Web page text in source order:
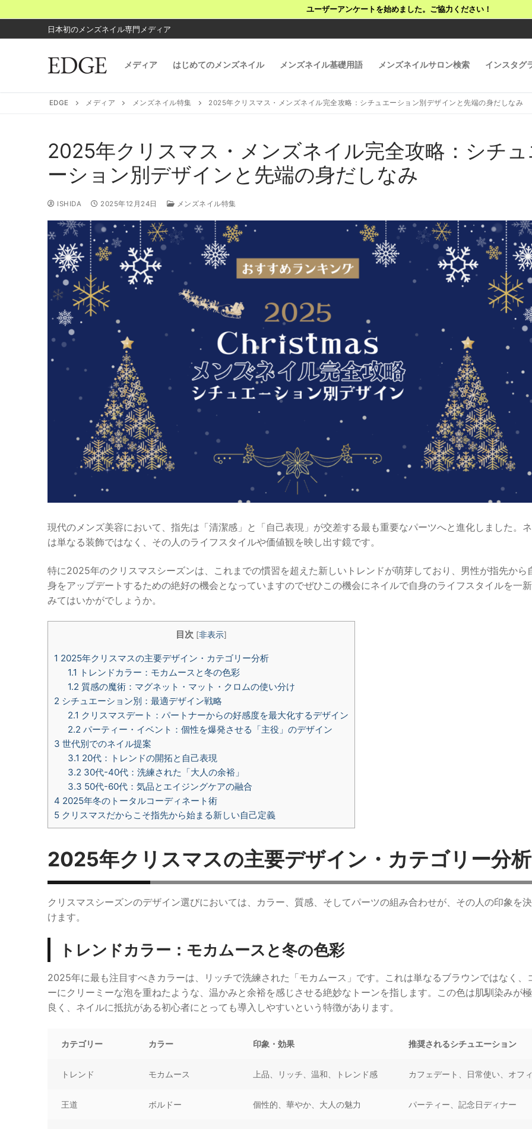
ン
テ
ユーザーアンケートを始めました。ご協力ください！
日本初のメンズネイル専門メディア
メディア はじめてのメンズネイル メンズネイル基礎用語 メンズネイルサロン検索 インスタグ
EDGE メディア メンズネイル特集 2025年クリスマス・メンズネイル完全攻略：シチュエーション別デザインと先端の身だしなみ
2025年クリスマス・メンズネイル完全攻略：シチュ
ーション別デザインと先端の身だしなみ
ISHIDA 2025年12月24日 メンズネイル特集
現代のメンズ美容において、指先は「清潔感」と「自己表現」が交差する最も重要なパーツへと進化しました。
は単なる装飾ではなく、その人のライフスタイルや価値観を映し出す鏡です。
特に2025年のクリスマスシーズンは、これまでの慣習を超えた新しいトレンドが萌芽しており、男性が指先から
身をアップデートするための絶好の機会となっていますのでぜひこの機会にネイルで自身のライフスタイルを一
みてはいかがでしょうか。
目次 [非表示]
1 2025年クリスマスの主要デザイン・カテゴリー分析
1.1 トレンドカラー：モカムースと冬の色彩
1.2 質感の魔術：マグネット・マット・クロムの使い分け
2 シチュエーション別：最適デザイン戦略
2.1 クリスマスデート：パートナーからの好感度を最大化するデザイン
2.2 パーティー・イベント：個性を爆発させる「主役」のデザイン
3 世代別でのネイル提案
3.1 20代：トレンドの開拓と自己表現
3.2 30代-40代：洗練された「大人の余裕」
3.3 50代-60代：気品とエイジングケアの融合
4 2025年冬のトータルコーディネート術
5 クリスマスだからこそ指先から始まる新しい自己定義
2025年クリスマスの主要デザイン・カテゴリー分析
クリスマスシーズンのデザイン選びにおいては、カラー、質感、そしてパーツの組み合わせが、その人の印象を
けます。
トレンドカラー：モカムースと冬の色彩
2025年に最も注目すべきカラーは、リッチで洗練された「モカムース」です。これは単なるブラウンではなく、
ーにクリーミーな泡を重ねたような、温かみと余裕を感じさせる絶妙なトーンを指します。この色は肌馴染みが
良く、ネイルに抵抗がある初心者にとっても導入しやすいという特徴があります。
カテゴリー カラー 印象・効果 推奨されるシチュエーション
トレンド モカムース 上品、リッチ、温和、トレンド感 カフェデート、日常使い、オフ
王道 ボルドー 個性的、華やか、大人の魅力 パーティー、記念日ディナー